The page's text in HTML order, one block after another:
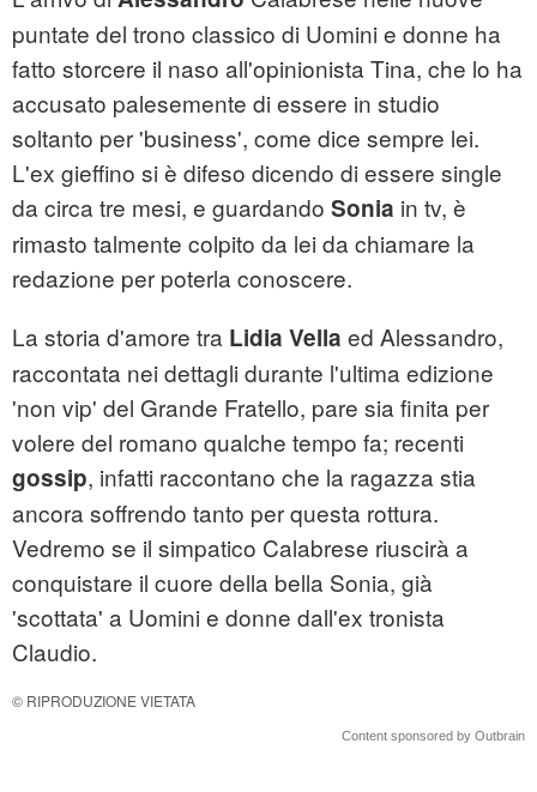
puntate del trono classico di Uomini e donne ha
fatto storcere il naso all'opinionista Tina, che lo ha
accusato palesemente di essere in studio
soltanto per 'business', come dice sempre lei.
L'ex gieffino si è difeso dicendo di essere single
da circa tre mesi, e guardando Sonia in tv, è
rimasto talmente colpito da lei da chiamare la
redazione per poterla conoscere.
La storia d'amore tra Lidia Vella ed Alessandro,
raccontata nei dettagli durante l'ultima edizione
'non vip' del Grande Fratello, pare sia finita per
volere del romano qualche tempo fa; recenti
gossip, infatti raccontano che la ragazza stia
ancora soffrendo tanto per questa rottura.
Vedremo se il simpatico Calabrese riuscirà a
conquistare il cuore della bella Sonia, già
'scottata' a Uomini e donne dall'ex tronista
Claudio.
© RIPRODUZIONE VIETATA
Content sponsored by Outbrain